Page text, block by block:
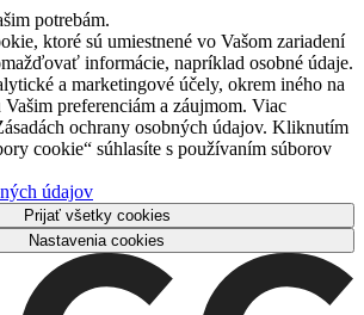
potrebám.
ktoré sú umiestnené vo Vašom zariadení
informácie, napríklad osobné údaje.
a marketingové účely, okrem iného na
Vašim preferenciám a záujmom. Viac
ochrany osobných údajov. Kliknutím
cookie“ súhlasíte s používaním súborov
údajov
Prijať všetky cookies
Nastavenia cookies